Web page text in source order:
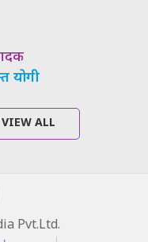
योगी
VIEW ALL
Pvt.Ltd.